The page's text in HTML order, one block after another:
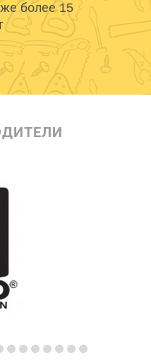
более 15